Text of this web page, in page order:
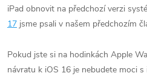
iPad obnovit na předchozí verzi
17 jsme psali v našem předchozím
Pokud jste si na hodinkách Apple
návratu k iOS 16 je nebudete moci